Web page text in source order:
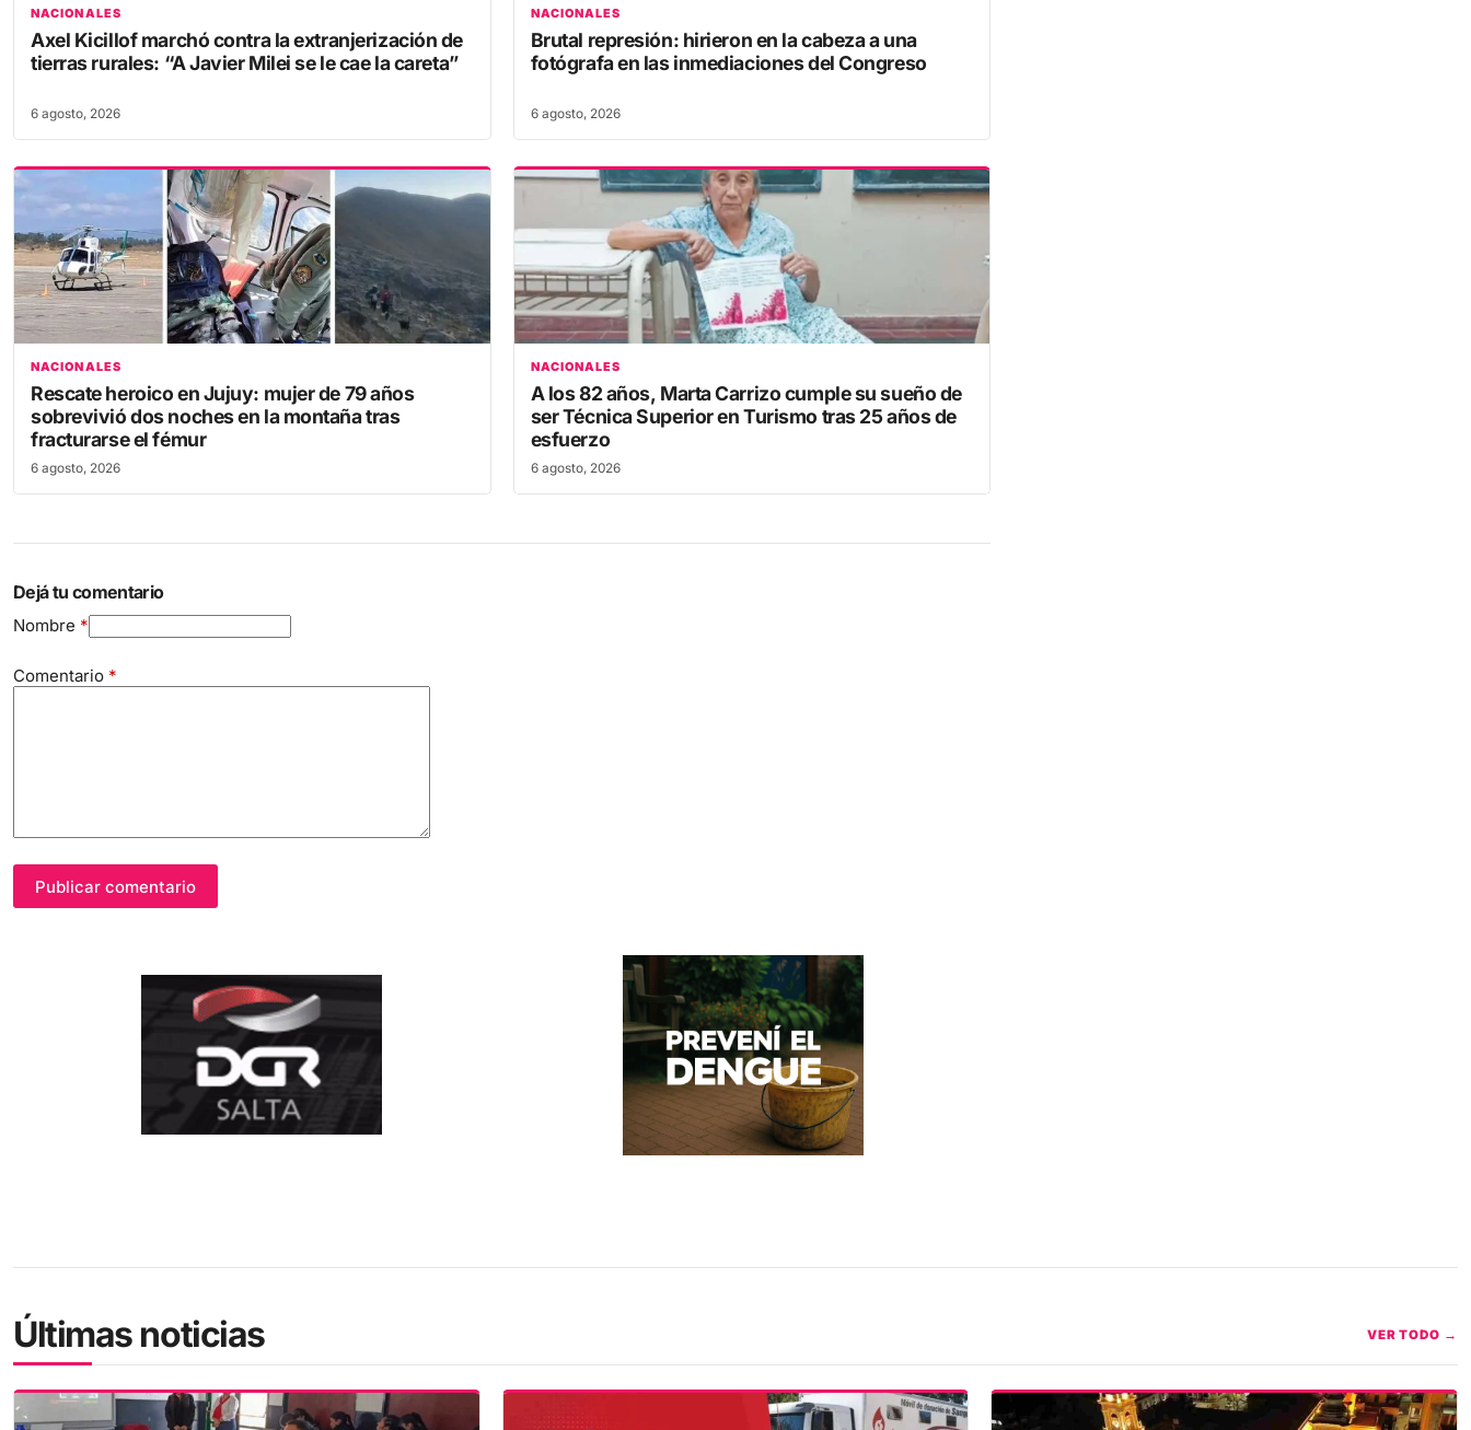
NACIONALES
Axel Kicillof marchó contra la extranjerización de
tierras rurales: “A Javier Milei se le cae la careta”
6 agosto, 2026
NACIONALES
Brutal represión: hirieron en la cabeza a una
fotógrafa en las inmediaciones del Congreso
6 agosto, 2026
NACIONALES
Rescate heroico en Jujuy: mujer de 79 años
sobrevivió dos noches en la montaña tras
fracturarse el fémur
6 agosto, 2026
NACIONALES
A los 82 años, Marta Carrizo cumple su sueño de
ser Técnica Superior en Turismo tras 25 años de
esfuerzo
6 agosto, 2026
Dejá tu comentario
Nombre *
Comentario *
Publicar comentario
Últimas noticias VER TODO →